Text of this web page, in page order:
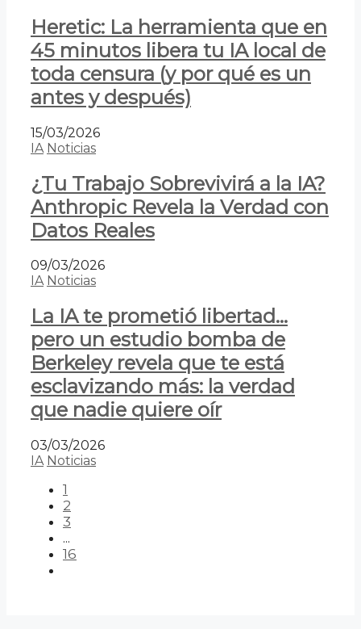
Heretic: La herramienta que en
45 minutos libera tu IA local de
toda censura (y por qué es un
antes y después)
15/03/2026
IA Noticias
¿Tu Trabajo Sobrevivirá a la IA?
Anthropic Revela la Verdad con
Datos Reales
09/03/2026
IA Noticias
La IA te prometió libertad…
pero un estudio bomba de
Berkeley revela que te está
esclavizando más: la verdad
que nadie quiere oír
03/03/2026
IA Noticias
1
2
3
...
16